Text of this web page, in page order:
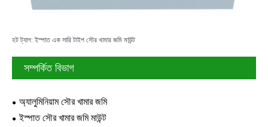
হট ট্যাগ: ইস্পাত এক সারি টাইপ সৌর খামার জমি মাউন্ট
সম্পর্কিত বিভাগ
অ্যালুমিনিয়াম সৌর খামার জমি
ইস্পাত সৌর খামার জমি মাউন্ট